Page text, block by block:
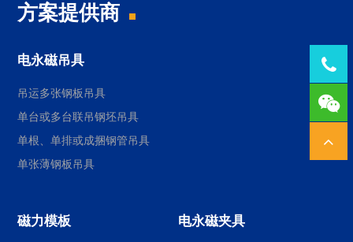
方案提供商
电永磁吊具
吊运多张钢板吊具
单台或多台联吊钢坯吊具
单根、单排或成捆钢管吊具
单张薄钢板吊具
磁力模板 电永磁夹具
Tel：